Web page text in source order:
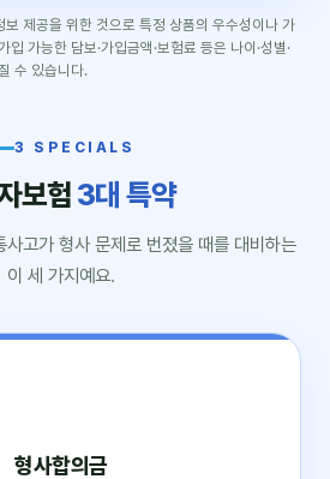
보 제공을 위한 것으로 특정 상품의 우수성이나 가
입 가능한 담보·가입금액·보험료 등은 나이·성별·
수 있습니다.
3 SPECIALS
보험3대 특약
고가 형사 문제로 번졌을 때를 대비하는
이 세 가지예요.
형사합의금